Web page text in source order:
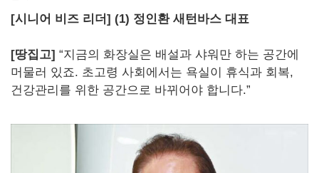
[시니어 비즈 리더] (1) 정인환 새턴바스 대표
[땅집고] “지금의 화장실은 배설과 샤워만 하는 공간에
머물러 있죠. 초고령 사회에서는 욕실이 휴식과 회복,
건강관리를 위한 공간으로 바뀌어야 합니다.”